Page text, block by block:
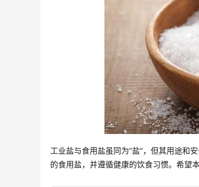
工业盐与食用盐虽同为“盐”，但其用途和
的食用盐，并遵循健康的饮食习惯。希望